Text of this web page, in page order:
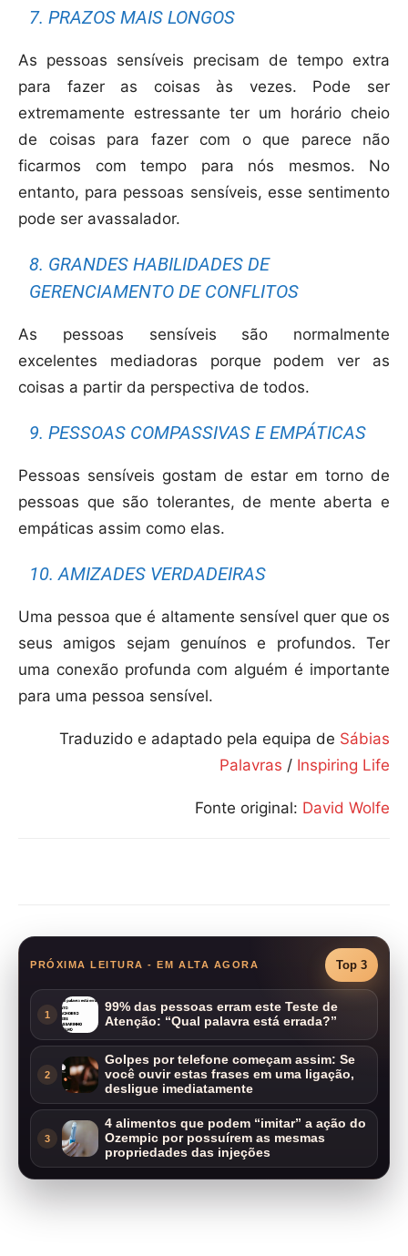
7. PRAZOS MAIS LONGOS
As pessoas sensíveis precisam de tempo extra
para fazer as coisas às vezes. Pode ser
extremamente estressante ter um horário cheio
de coisas para fazer com o que parece não
ficarmos com tempo para nós mesmos. No
entanto, para pessoas sensíveis, esse sentimento
pode ser avassalador.
8. GRANDES HABILIDADES DE
GERENCIAMENTO DE CONFLITOS
As pessoas sensíveis são normalmente
excelentes mediadoras porque podem ver as
coisas a partir da perspectiva de todos.
9. PESSOAS COMPASSIVAS E EMPÁTICAS
Pessoas sensíveis gostam de estar em torno de
pessoas que são tolerantes, de mente aberta e
empáticas assim como elas.
10. AMIZADES VERDADEIRAS
Uma pessoa que é altamente sensível quer que os
seus amigos sejam genuínos e profundos. Ter
uma conexão profunda com alguém é importante
para uma pessoa sensível.
Traduzido e adaptado pela equipa de Sábias
Palavras / Inspiring Life
Fonte original: David Wolfe
PRÓXIMA LEITURA - EM ALTA AGORA Top 3
1
99% das pessoas erram este Teste de
Atenção: “Qual palavra está errada?”
2
Golpes por telefone começam assim: Se
você ouvir estas frases em uma ligação,
desligue imediatamente
3
4 alimentos que podem “imitar” a ação do
Ozempic por possuírem as mesmas
propriedades das injeções